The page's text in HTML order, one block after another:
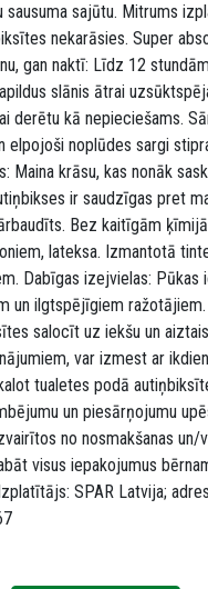
sausuma sajūtu. Mitrums
nekarāsies. Super
gan naktī: Līdz 12
slānis ātrai
derētu kā nepieciešams.
elpojoši noplūdes sargi
Maina krāsu, kas nonāk
ir saudzīgas pret
Bez kaitīgām
lateksa. Izmantotā
Dabīgas izejvielas: Pūkas
un ilgtspējīgiem ražotājiem.
salocīt uz iekšu un
var izmest ar
tualetes podā
un piesārņojumu
no nosmakšanas un/
visus iepakojumus
SPAR Latvija;